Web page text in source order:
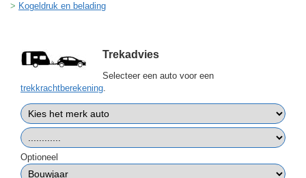
Kogeldruk en belading
Trekadvies
Selecteer een auto voor een
trekkrachtberekening
Optioneel